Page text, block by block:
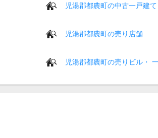
児湯郡都農町の中古一戸建て
児湯郡都農町の売り店舗
児湯郡都農町の売りビル・